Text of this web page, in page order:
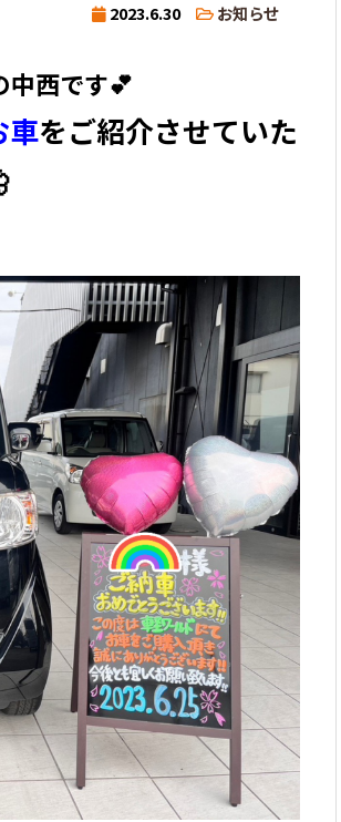
2023.6.30 お知らせ
中西です💕
車をご紹介させていた